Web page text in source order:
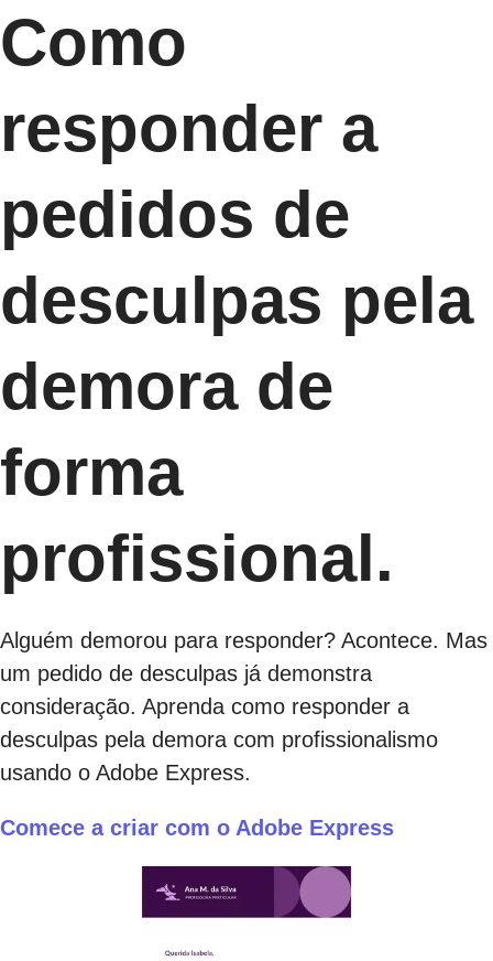
Como
responder a
pedidos de
desculpas pela
demora de
forma
profissional.
Alguém demorou para responder? Acontece. Mas
um pedido de desculpas já demonstra
consideração. Aprenda como responder a
desculpas pela demora com profissionalismo
usando o Adobe Express.
Comece a criar com o Adobe Express